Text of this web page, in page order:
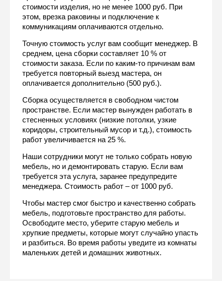
стоимости изделия, но не менее 1000 руб. При
этом, врезка раковины и подключение к
коммуникациям оплачиваются отдельно.
Точную стоимость услуг вам сообщит менеджер. В
среднем, цена сборки составляет 10 % от
стоимости заказа. Если по каким-то причинам вам
требуется повторный выезд мастера, он
оплачивается дополнительно (500 руб.).
Сборка осуществляется в свободном чистом
пространстве. Если мастер вынужден работать в
стесненных условиях (низкие потолки, узкие
коридоры, строительный мусор и т.д.), стоимость
работ увеличивается на 25 %.
Наши сотрудники могут не только собрать новую
мебель, но и демонтировать старую. Если вам
требуется эта услуга, заранее предупредите
менеджера. Стоимость работ – от 1000 руб.
Чтобы мастер смог быстро и качественно собрать
мебель, подготовьте пространство для работы.
Освободите место, уберите старую мебель и
хрупкие предметы, которые могут случайно упасть
и разбиться. Во время работы уведите из комнаты
маленьких детей и домашних животных.